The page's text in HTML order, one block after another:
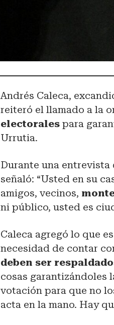
Andrés Caleca,
reiteró el llamado a la
electorales para
Urrutia.
Durante una
señaló: “Usted en su
amigos, vecinos,
ni público, usted es
Caleca agregó lo que
necesidad de contar
deben ser
cosas garantizándoles
votación para que no
acta en la mano. Hay